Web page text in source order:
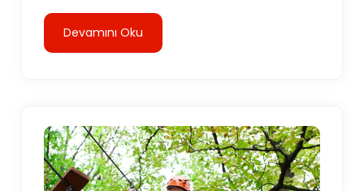
Devamını Oku